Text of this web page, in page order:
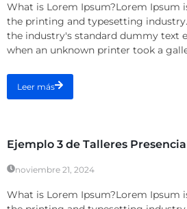
What is Lorem Ipsum?Lorem Ipsum
the printing and typesetting
the industry's standard dummy text
when an unknown printer took a
Leer más
Ejemplo 3 de Talleres
noviembre 21, 2024
What is Lorem Ipsum?Lorem Ipsum